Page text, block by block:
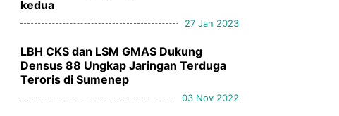
kedua
27 Jan 2023
LBH CKS dan LSM GMAS Dukung
Densus 88 Ungkap Jaringan Terduga
Teroris di Sumenep
03 Nov 2022